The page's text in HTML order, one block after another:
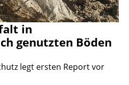
in
genutzten Böden
legt ersten Report vor